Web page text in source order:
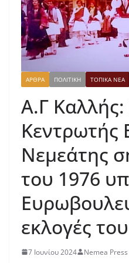
ΑΡΘΡΑ ΠΟΛΙΤΙΚΗ ΤΟΠΙΚΑ ΝΕΑ
Α.Γ Καλλής:
Κεντρωτής
Νεμεάτης
του 1976
εκλογές
7 Ιουνίου 2024 Nemea Press